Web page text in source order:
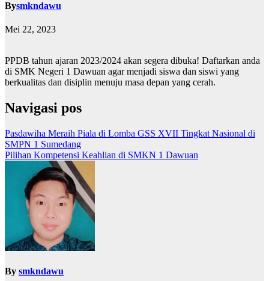
Bysmkndawu
Mei 22, 2023
PPDB tahun ajaran 2023/2024 akan segera dibuka! Daftarkan anda
di SMK Negeri 1 Dawuan agar menjadi siswa dan siswi yang
berkualitas dan disiplin menuju masa depan yang cerah.
Navigasi pos
Pasdawiha Meraih Piala di Lomba GSS XVII Tingkat Nasional di
SMPN 1 Sumedang
Pilihan Kompetensi Keahlian di SMKN 1 Dawuan
By smkndawu